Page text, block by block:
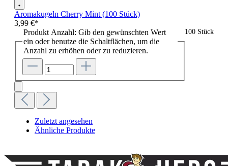
Aromakugeln Cherry Mint (100 Stück)
3,99 €*
100 Stück
Produkt Anzahl: Gib den gewünschten Wert
ein oder benutze die Schaltflächen, um die
Anzahl zu erhöhen oder zu reduzieren.
Zuletzt angesehen
Ähnliche Produkte